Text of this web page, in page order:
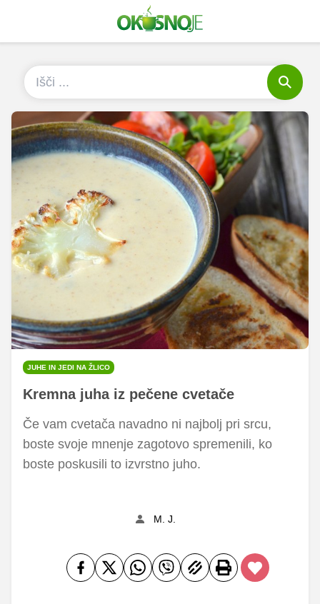
JUHE IN JEDI NA ŽLICO
Kremna juha iz pečene cvetače
Če vam cvetača navadno ni najbolj pri srcu,
boste svoje mnenje zagotovo spremenili, ko
boste poskusili to izvrstno juho.
M. J.